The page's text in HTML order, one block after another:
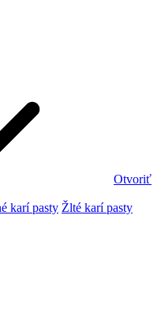
Otvoriť
karí pasty Žlté karí pasty